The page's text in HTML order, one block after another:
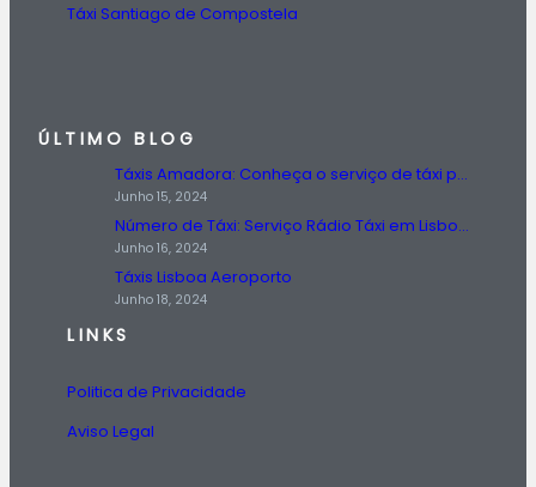
Táxi Santiago de Compostela
ÚLTIMO BLOG
Táxis Amadora: Conheça o serviço de táxi prestado na região da Amadora.
Junho 15, 2024
Número de Táxi: Serviço Rádio Táxi em Lisboa, Entre em Contato Agora!
Junho 16, 2024
Táxis Lisboa Aeroporto
Junho 18, 2024
LINKS
Politica de Privacidade
Aviso Legal